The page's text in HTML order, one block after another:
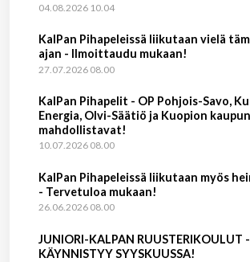
04.08.2026 10.04
KalPan Pihapeleissä liikutaan vielä
ajan - Ilmoittaudu mukaan!
27.07.2026 08.00
KalPan Pihapelit - OP Pohjois-Savo,
Energia, Olvi-Säätiö ja Kuopion
mahdollistavat!
10.07.2026 08.00
KalPan Pihapeleissä liikutaan myös
- Tervetuloa mukaan!
26.06.2026 08.00
JUNIORI-KALPAN RUUSTERIKOULUT
KÄYNNISTYY SYYSKUUSSA!